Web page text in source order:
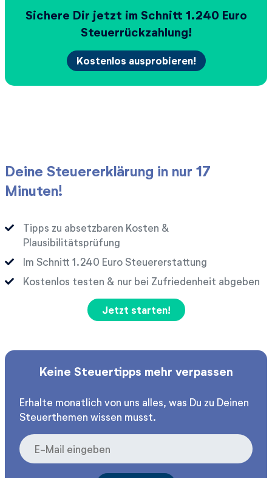
Deine Steuererklärung in nur 17
Minuten!
Tipps zu absetzbaren Kosten &
Plausibilitätsprüfung
Im Schnitt
Euro Steuererstattung
Kostenlos testen & nur bei Zufriedenheit abgeben
Jetzt starten!
Keine Steuertipps mehr verpassen
Erhalte monatlich von uns alles, was Du zu Deinen
Steuerthemen wissen musst.
Sichere Dir jetzt im Schnitt
Euro
Steuerrückzahlung!
Kostenlos ausprobieren!